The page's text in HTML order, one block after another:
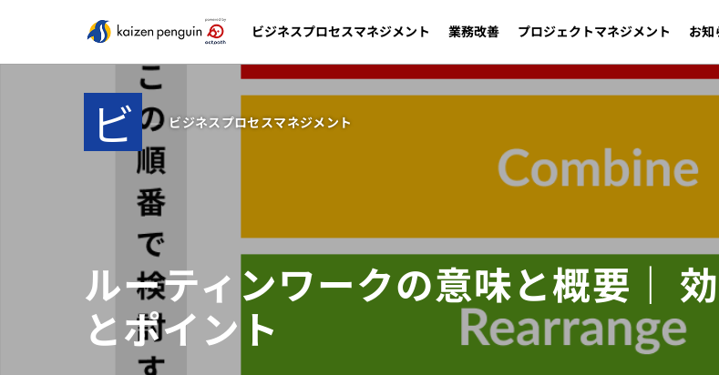
ビジネスプロセスマネジメント 業務改善 プロジェクトマネジメント お知
ビ ビジネスプロセスマネジメント
ルーティンワークの意味と概要｜
とポイント